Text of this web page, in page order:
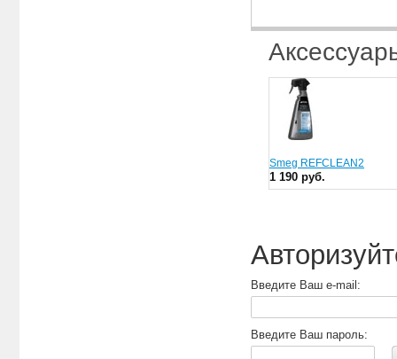
Smeg REFCLEAN2
1 190 руб.
Введите Ваш e-mail:
Введите Ваш пароль: